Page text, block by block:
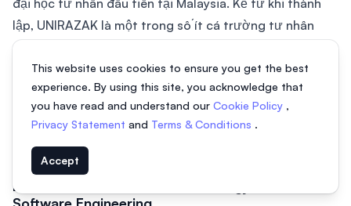
lập, UNIRAZAK là một trong số ít cá trường tư nhân
đầu tiên tại Malaysia được chứng nhận SIRIM theo tiêu
chuẩn ISO 9001: 2000. Ngoài ra, nhà trường được trao
chứng nhận Multimedia Super Corridor (MSC), đó là
một minh chứng cho cam kết của trường trong việc
ứng dụng công nghệ đổi mới trong giảng dạy và kỹ
thuật học tập. UNIRAZAK đã nhanh...
Bachelor of Information Technology (Hons) in
This website uses cookies to ensure you get the best
experience. By using this site, you acknowledge that
you have read and understand our Cookie Policy ,
Privacy Statement and Terms & Conditions .
Accept